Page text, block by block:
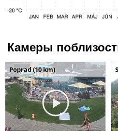
Камеры
Poprad (10 km)